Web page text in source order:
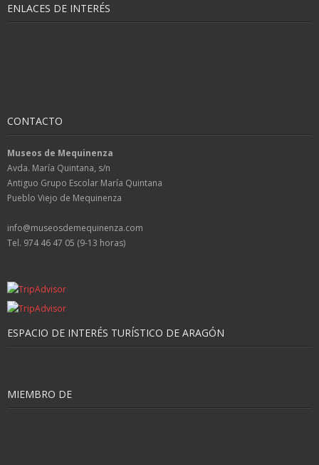
ENLACES DE INTERÉS
CONTACTO
Museos de Mequinenza
Avda. María Quintana, s/n
Antiguo Grupo Escolar María Quintana
Pueblo Viejo de Mequinenza
info@museosdemequinenza.com
Tel. 974 46 47 05 (9-13 horas)
ESPACIO DE INTERÉS TURÍSTICO DE ARAGÓN
MIEMBRO DE